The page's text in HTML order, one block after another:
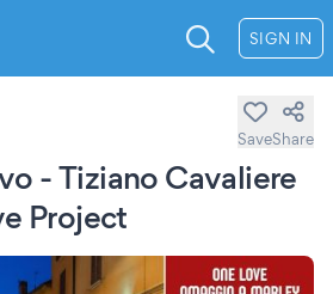
SIGN IN
- Tiziano Cavaliere
Project
SaveShare